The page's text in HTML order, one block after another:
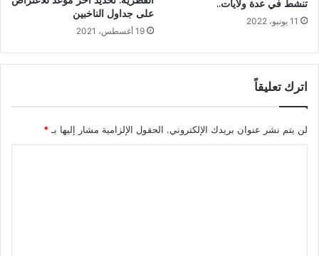
تنشط في عدة ولايات..
11 يونيو، 2022
على جداول الناخبين
19 أغسطس، 2021
اترك تعليقاً
لن يتم نشر عنوان بريدك الإلكتروني. الحقول الإلزامية مشار إليها بـ *